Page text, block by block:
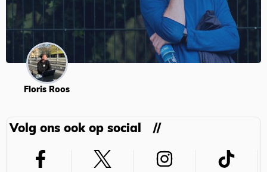
Floris Roos
Volg ons ook op social